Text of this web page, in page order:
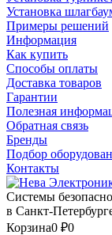
Установка
Примеры решений
Информация
Как купить
Способы оплаты
Доставка товаров
Гарантии
Полезная
Обратная связь
Бренды
Подбор
Контакты
Системы
в Санкт-
Корзина0 ₽0